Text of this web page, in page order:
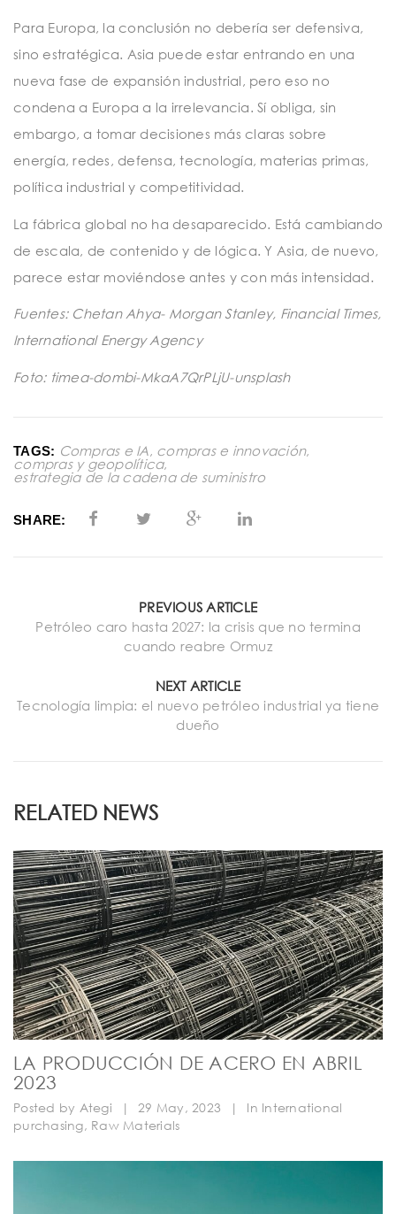
Para Europa, la conclusión no debería ser defensiva,
sino estratégica. Asia puede estar entrando en una
nueva fase de expansión industrial, pero eso no
condena a Europa a la irrelevancia. Sí obliga, sin
embargo, a tomar decisiones más claras sobre
energía, redes, defensa, tecnología, materias primas,
política industrial y competitividad.
La fábrica global no ha desaparecido. Está cambiando
de escala, de contenido y de lógica. Y Asia, de nuevo,
parece estar moviéndose antes y con más intensidad.
Fuentes: Chetan Ahya- Morgan Stanley, Financial Times,
International Energy Agency
Foto: timea-dombi-MkaA7QrPLjU-unsplash
TAGS: Compras e IA, compras e innovación,
compras y geopolítica,
estrategia de la cadena de suministro
SHARE:
PREVIOUS ARTICLE
Petróleo caro hasta 2027: la crisis que no termina
cuando reabre Ormuz
NEXT ARTICLE
Tecnología limpia: el nuevo petróleo industrial ya tiene
dueño
RELATED NEWS
LA PRODUCCIÓN DE ACERO EN ABRIL
2023
Posted by Ategi | 29 May, 2023 | In International
purchasing, Raw Materials